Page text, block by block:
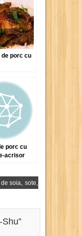
de porc cu
porc cu
acrisor
de soia, sote,
Shu”